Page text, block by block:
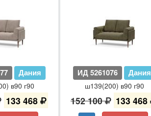
Дания
в90 г90
133 468
ИД 5261076 Дания
ш139(200) в90 г90
152 100 133 468